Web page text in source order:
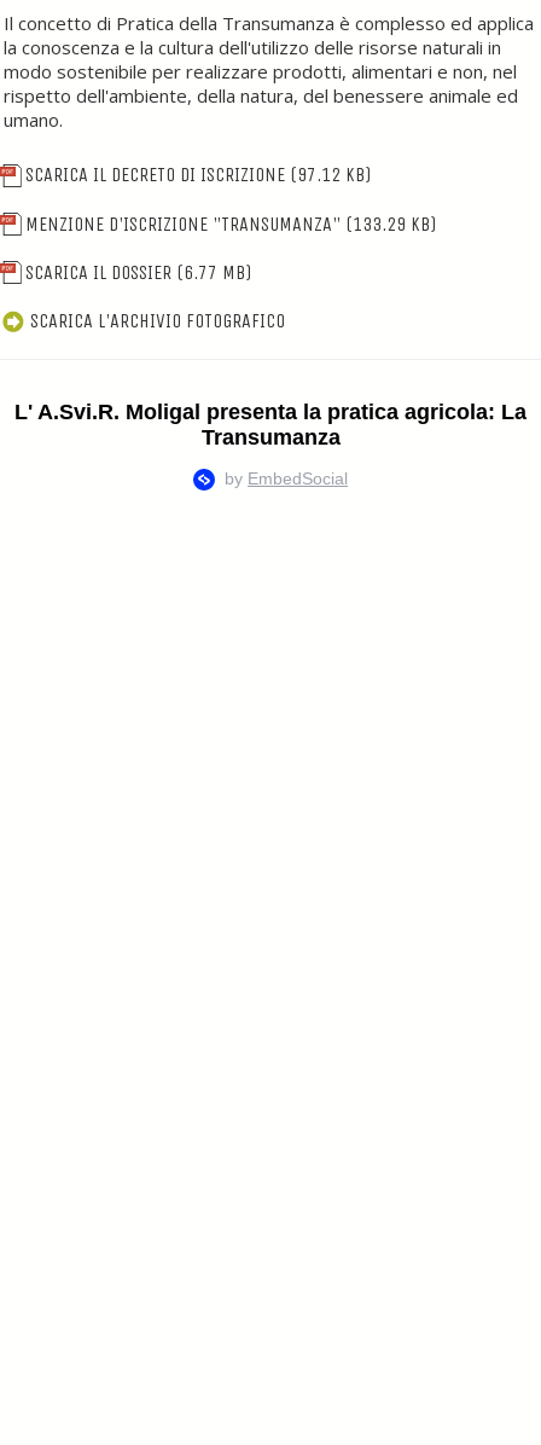
Il concetto di Pratica della Transumanza è complesso ed applica
la conoscenza e la cultura dell'utilizzo delle risorse naturali in
modo sostenibile per realizzare prodotti, alimentari e non, nel
rispetto dell'ambiente, della natura, del benessere animale ed
umano.
SCARICA IL DECRETO DI ISCRIZIONE (97.12 KB)
MENZIONE D'ISCRIZIONE "TRANSUMANZA" (133.29 KB)
SCARICA IL DOSSIER (6.77 MB)
SCARICA L'ARCHIVIO FOTOGRAFICO